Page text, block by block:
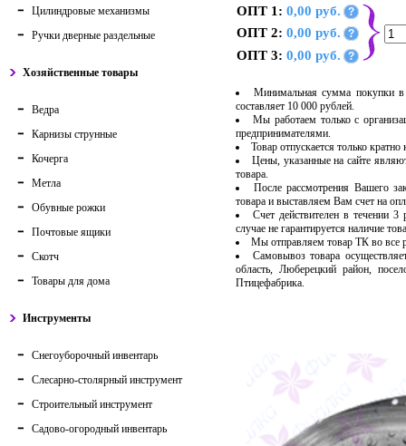
Цилиндровые механизмы
Ручки дверные раздельные
Хозяйственные товары
Ведра
Карнизы струнные
Кочерга
Метла
Обувные рожки
Почтовые ящики
Скотч
Товары для дома
Инструменты
Снегоуборочный инвентарь
Слесарно-столярный инструмент
Строительный инструмент
Садово-огородный инвентарь
ОПТ 1: 0,00 руб. ?
ОПТ 2: 0,00 руб. ?
ОПТ 3: 0,00 руб. ?
Минимальная сумма покупки в
составляет 10 000 рублей.
Мы работаем только с
предпринимателями.
Товар отпускается только
Цены, указанные на сайте
товара.
После рассмотрения Вашего
товара и выставляем Вам счет на
Счет действителен в течении
случае не гарантируется наличие
Мы отправляем товар ТК во
Самовывоз товара
область, Люберецкий район,
Птицефабрика.